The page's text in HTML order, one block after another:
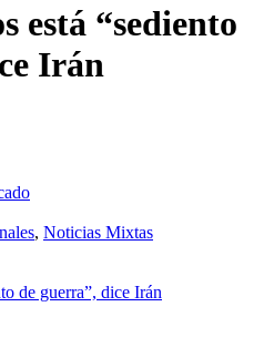
está “sediento
Irán
, Noticias Mixtas